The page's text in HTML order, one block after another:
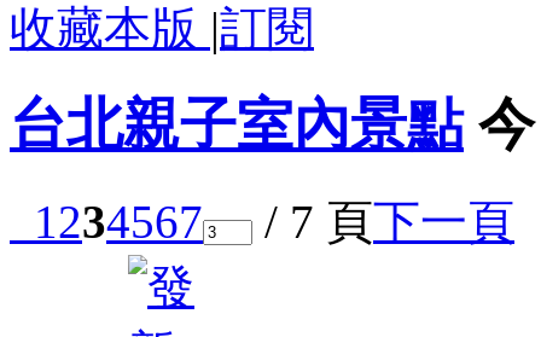
收藏本版 |訂閱
台北親子室內景點
1234567 / 7 頁下一頁